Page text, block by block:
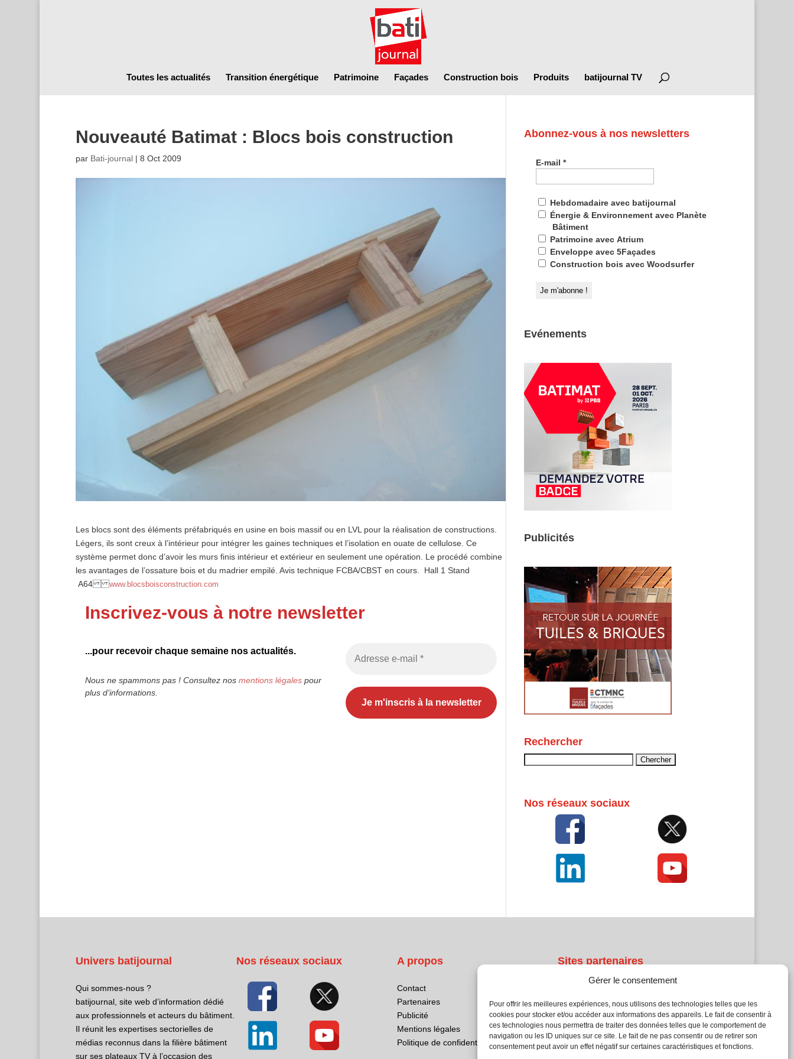
Gérer le consentement
Pour offrir les meilleures expériences, nous utilisons des technologies telles que les
cookies pour stocker et/ou accéder aux informations des appareils. Le fait de consentir à
ces technologies nous permettra de traiter des données telles que le comportement de
navigation ou les ID uniques sur ce site. Le fait de ne pas consentir ou de retirer son
consentement peut avoir un effet négatif sur certaines caractéristiques et fonctions.
Toutes les actualités Transition énergétique Patrimoine Façades Construction bois Produits batijournal TV
Nouveauté Batimat : Blocs bois construction
par Bati-journal| 8 Oct 2009
Les blocs sont des éléments préfabriqués en usine en bois massif ou en LVL pour la réalisation de constructions.
Légers, ils sont creux à l’intérieur pour intégrer les gaines techniques et l’isolation en ouate de cellulose. Ce
système permet donc d’avoir les murs finis intérieur et extérieur en seulement une opération. Le procédé combine
les avantages de l’ossature bois et du madrier empilé. Avis technique FCBA/CBST en cours. Hall 1 Stand
A64www.blocsboisconstruction.com
Inscrivez-vous à notre newsletter
...pour recevoir chaque semaine nos actualités.
Nous ne spammons pas ! Consultez nos mentions légalespour
plus d’informations.
Abonnez-vous à nos newsletters
E-mail*
Hebdomadaire avec batijournal
Énergie & Environnement avec Planète
Bâtiment
Patrimoine avec Atrium
Enveloppe avec 5Façades
Construction bois avec Woodsurfer
Evénements
Publicités
Rechercher
Nos réseaux sociaux
Univers batijournal
Qui sommes-nous ?
batijournal, site web d’information dédié
aux professionnels et acteurs du bâtiment.
Il réunit les expertises sectorielles de
médias reconnus dans la filière bâtiment
sur ses plateaux TV à l’occasion des
Nos réseaux sociaux A propos
Contact
Partenaires
Publicité
Mentions légales
Politique de confidentialité
Sites partenaires
Atrium Patrimoine
Kiosque 21
L'Atelier Bois
Planète Bâtiment